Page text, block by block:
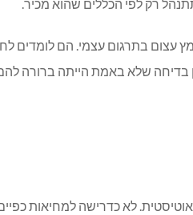
רק לפי הכללים שהוא מכיר.
בתרגום עצמי. הם לומדים
בדיחה שלא באמת הייתה ברורה
לא כדרישה למחיאות